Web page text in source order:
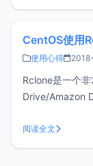
执行。Rclone
CentOS使用
使用心得
Rclone是一个
Drive/Amazon
要分享CentOS
者挂载其它网盘
阅读全文